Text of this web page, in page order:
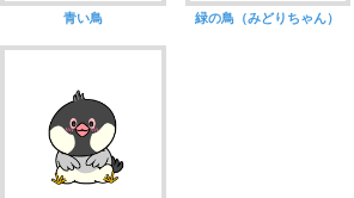
青い鳥 緑の鳥（みどりちゃん）